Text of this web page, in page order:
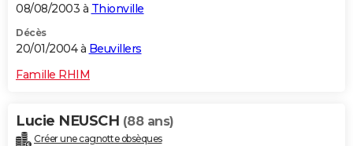
08/08/2003 à Thionville
Décès
20/01/2004 à Beuvillers
Famille RHIM
Lucie NEUSCH (88 ans)
Créer une cagnotte obsèques